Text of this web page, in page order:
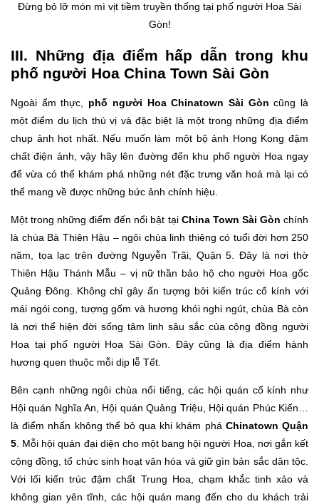
Đừng bỏ lỡ món mì vịt tiềm truyền thống tại phố người Hoa Sài
Gòn!
III. Những địa điểm hấp dẫn trong khu
phố người Hoa China Town Sài Gòn
Ngoài ẩm thực, phố người Hoa Chinatown Sài Gòn cũng là
một điểm du lịch thú vị và đặc biệt là một trong những địa điểm
chụp ảnh hot nhất. Nếu muốn làm một bộ ảnh Hong Kong đậm
chất điện ảnh, vậy hãy lên đường đến khu phố người Hoa ngay
để vừa có thể khám phá những nét đặc trưng văn hoá mà lại có
thể mang về được những bức ảnh chính hiệu.
Một trong những điểm đến nổi bật tại China Town Sài Gòn chính
là chùa Bà Thiên Hậu – ngôi chùa linh thiêng có tuổi đời hơn 250
năm, tọa lạc trên đường Nguyễn Trãi, Quận 5. Đây là nơi thờ
Thiên Hậu Thánh Mẫu – vị nữ thần bảo hộ cho người Hoa gốc
Quảng Đông. Không chỉ gây ấn tượng bởi kiến trúc cổ kính với
mái ngói cong, tượng gốm và hương khói nghi ngút, chùa Bà còn
là nơi thể hiện đời sống tâm linh sâu sắc của cộng đồng người
Hoa tại phố người Hoa Sài Gòn. Đây cũng là địa điểm hành
hương quen thuộc mỗi dịp lễ Tết.
Bên cạnh những ngôi chùa nổi tiếng, các hội quán cổ kính như
Hội quán Nghĩa An, Hội quán Quảng Triệu, Hội quán Phúc Kiến…
là điểm nhấn không thể bỏ qua khi khám phá Chinatown Quận
5 . Mỗi hội quán đại diện cho một bang hội người Hoa, nơi gắn kết
cộng đồng, tổ chức sinh hoạt văn hóa và giữ gìn bản sắc dân tộc.
Với lối kiến trúc đậm chất Trung Hoa, chạm khắc tinh xảo và
không gian yên tĩnh, các hội quán mang đến cho du khách trải